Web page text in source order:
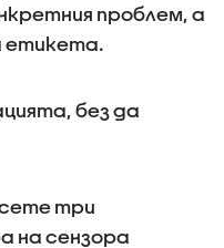
проблем, а
етикета.
без да
три
на сензора